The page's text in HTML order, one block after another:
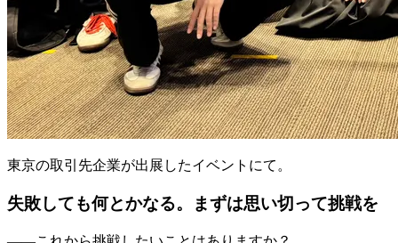
東京の取引先企業が出展したイベントにて。
失敗しても何とかなる。まずは思い切って挑戦を